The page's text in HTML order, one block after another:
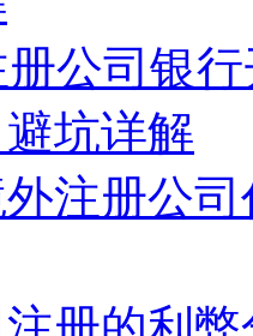
册公司银
坑详解
注册公